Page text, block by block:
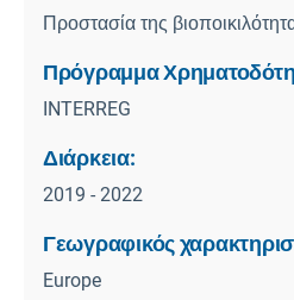
Προστασία της
Πρόγραμμα
INTERREG
Διάρκεια:
2019 - 2022
Γεωγραφικός
Europe